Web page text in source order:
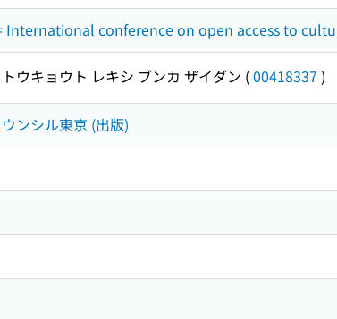
International conference on open access to
トウキョウト レキシ ブンカ ザイダン (00418337 )
ンシル東京 (出版)